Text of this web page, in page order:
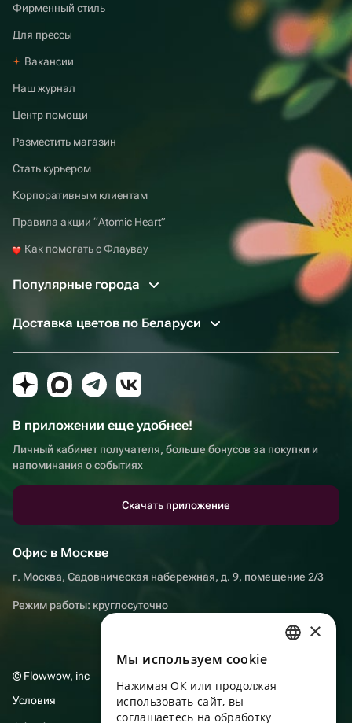
Фирменный стиль
Для прессы
Вакансии
Наш журнал
Центр помощи
Разместить магазин
Стать курьером
Корпоративным клиентам
Правила акции “Atomic Heart”
Как помогать с Флаувау
Популярные города
Доставка цветов по Беларуси
В приложении еще удобнее!
Личный кабинет получателя, больше бонусов за покупки и
напоминания о событиях
Скачать приложение
Офис в Москве
г. Москва, Садовническая набережная, д. 9, помещение 2/3
Режим работы: круглосуточно
© Flowwow, inc
Условия
ENGLISH
UKRAINIAN
×
Мы используем сookie
Нажимая ОК или продолжая
использовать сайт, вы
соглашаетесь на обработку